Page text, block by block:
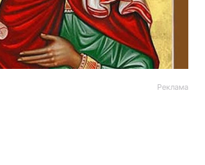
Реклама